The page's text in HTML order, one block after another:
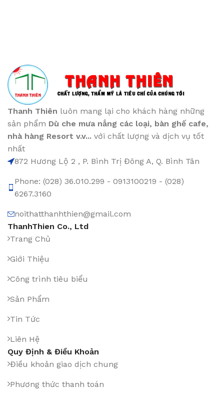
Thanh Thiên luôn mang lại cho khách hàng những
sản phẩm Dù che mưa nắng các loại, bàn ghế cafe,
nhà hàng Resort v.v... với chất lượng và dịch vụ tốt
nhất
872 Hương Lộ 2 , P. Bình Trị Đông A, Q. Bình Tân
Phone: (028) 36.010.299 - 0913100219 - (028)
6267.3160
noithatthanhthien@gmail.com
ThanhThien Co., Ltd
Trang Chủ
Giới Thiệu
Công trình tiêu biểu
Sản Phẩm
Tin Tức
Liên Hệ
Quy Định & Điều Khoản
Điều khoản giao dịch chung
Phương thức thanh toán